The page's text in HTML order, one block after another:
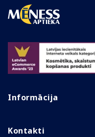
Informācija
Kontakti